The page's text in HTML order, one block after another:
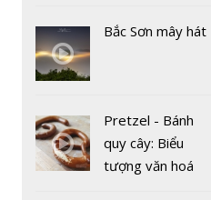
tại Hà Nội
2 giây
Bắc Sơn mây hát
Pretzel - Bánh
quy cây: Biểu
tượng văn hoá